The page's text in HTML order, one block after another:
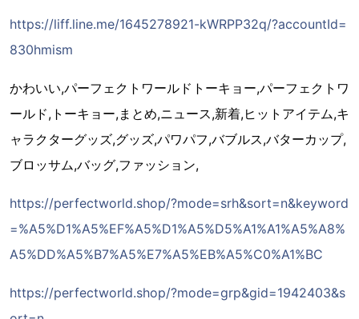
https://liff.line.me/1645278921-kWRPP32q/?accountId=
830hmism
かわいい,パーフェクトワールドトーキョー,パーフェクトワ
ールド,トーキョー,まとめ,ニュース,新着,ヒットアイテム,キ
ャラクターグッズ,グッズ,パワパフ,バブルス,バターカップ,
ブロッサム,バッグ,ファッション,
https://perfectworld.shop/?mode=srh&sort=n&keyword
=%A5%D1%A5%EF%A5%D1%A5%D5%A1%A1%A5%A8%
A5%DD%A5%B7%A5%E7%A5%EB%A5%C0%A1%BC
https://perfectworld.shop/?mode=grp&gid=1942403&s